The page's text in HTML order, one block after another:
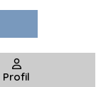
Profil